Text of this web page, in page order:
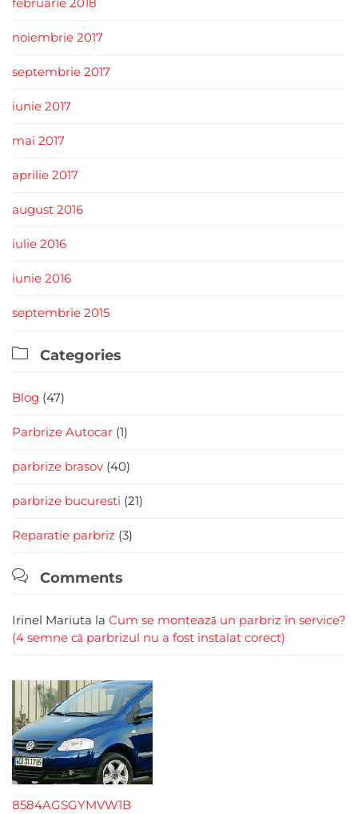
noiembrie 2017
septembrie 2017
iunie 2017
mai 2017
aprilie 2017
august 2016
iulie 2016
iunie 2016
septembrie 2015
 Categories
Blog (47)
Parbrize Autocar (1)
parbrize brasov (40)
parbrize bucuresti (21)
Reparatie parbriz (3)
 Comments
Irinel Mariuta la Cum se montează un parbriz în service?
(4 semne că parbrizul nu a fost instalat corect)
8584AGSGYMVW1B